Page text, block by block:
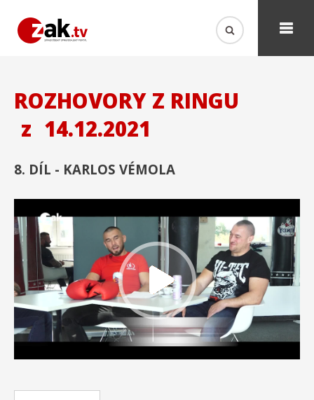
ROZHOVORY Z RINGU
z 14.12.2021
8. DÍL - KARLOS VÉMOLA